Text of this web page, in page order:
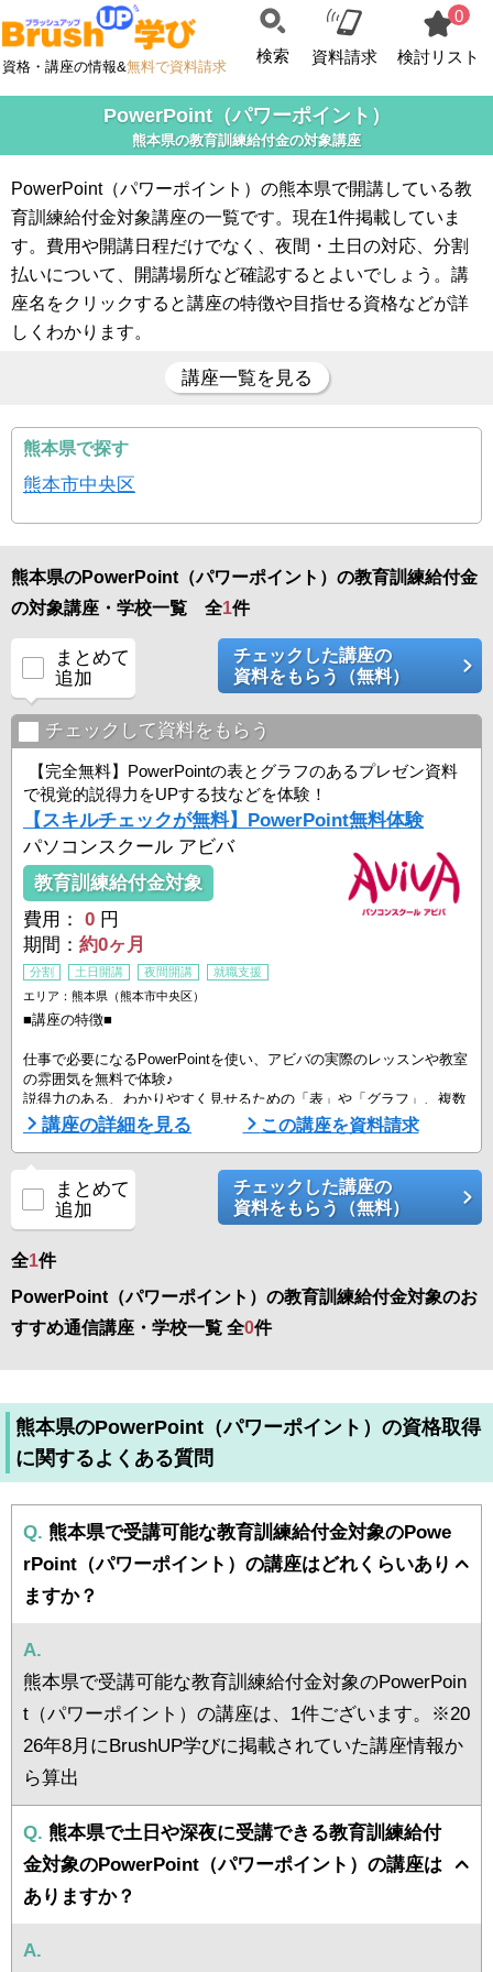
資格・講座の情報&無料で資料請求
検索 資料請求
0
検討リスト
PowerPoint（パワーポイント）
熊本県の教育訓練給付金の対象講座
PowerPoint（パワーポイント）の熊本県で開講している教
育訓練給付金対象講座の一覧です。現在1件掲載していま
す。費用や開講日程だけでなく、夜間・土日の対応、分割
払いについて、開講場所など確認するとよいでしょう。講
座名をクリックすると講座の特徴や目指せる資格などが詳
しくわかります。
講座一覧を見る
熊本県で探す
熊本市中央区
熊本県のPowerPoint（パワーポイント）の教育訓練給付金
の対象講座・学校一覧 全1件
まとめて
追加
チェックした講座の
資料をもらう（無料）
チェックして資料をもらう
【完全無料】PowerPointの表とグラフのあるプレゼン資料
で視覚的説得力をUPする技などを体験！
【スキルチェックが無料】PowerPoint無料体験
パソコンスクール アビバ
教育訓練給付金対象
費用：
0 円
期間： 約0ヶ月
分割 土日開講 夜間開講
就職支援
エリア：熊本県（熊本市中央区）
■講座の特徴■
仕事で必要になるPowerPointを使い、アビバの実際のレッスンや教室
の雰囲気を無料で体験♪
説得力のある、わかりやすく見せるための「表」や「グラフ」、複数
のデータをまとめて見せる「複合グラフ」など、あなたに合ったメニ
ューで体験していただけます！
料金含め、回数や内容の相談ができますので、是非お近くの教室まで
お越しください。あなたのレベルや目指す姿から、自由に講座を組み
合わせて、身につけたいスキルを効率よく身につけられます。
■アビバのポイント■
＜「続く」秘訣。 ...
講座の詳細を見る この講座を資料請求
まとめて
追加
チェックした講座の
資料をもらう（無料）
全1件
PowerPoint（パワーポイント）の教育訓練給付金対象のお
すすめ通信講座・学校一覧 全0件
熊本県のPowerPoint（パワーポイント）の資格取得
に関するよくある質問
Q. 熊本県で受講可能な教育訓練給付金対象のPowe
rPoint（パワーポイント）の講座はどれくらいあり
ますか？
A.
熊本県で受講可能な教育訓練給付金対象のPowerPoin
t（パワーポイント）の講座は、1件ございます。※20
26年8月にBrushUP学びに掲載されていた講座情報か
ら算出
Q. 熊本県で土日や深夜に受講できる教育訓練給付
金対象のPowerPoint（パワーポイント）の講座は
ありますか？
A.